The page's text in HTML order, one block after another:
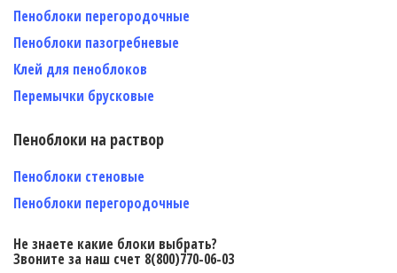
Пеноблоки перегородочные
Пеноблоки пазогребневые
Клей для пеноблоков
Перемычки брусковые
Пеноблоки на раствор
Пеноблоки стеновые
Пеноблоки перегородочные
Не знаете какие блоки выбрать?
Звоните за наш счет 8(800)770-06-03